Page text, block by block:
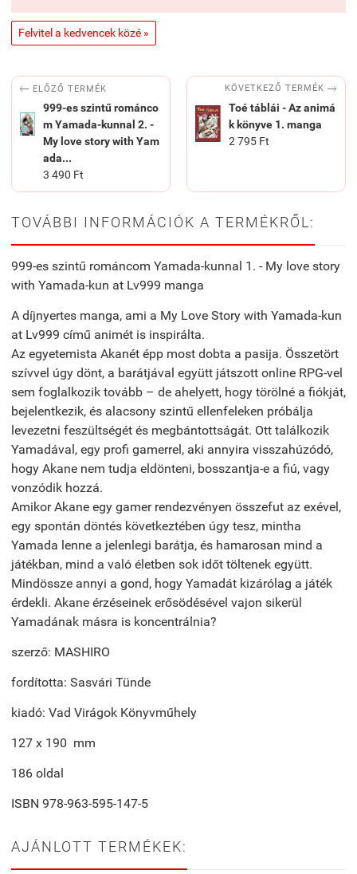
Felvitel a kedvencek közé »
 ELŐZŐ TERMÉK
999-es szintű románco
m Yamada-kunnal 2. -
My love story with Yam
ada...
3 490 Ft
KÖVETKEZŐ TERMÉK 
Toé táblái - Az animá
k könyve 1. manga
2 795 Ft
TOVÁBBI INFORMÁCIÓK A TERMÉKRŐL:
999-es szintű románcom Yamada-kunnal 1. - My love story
with Yamada-kun at Lv999 manga
A díjnyertes manga, ami a My Love Story with Yamada-kun
at Lv999 című animét is inspirálta.
Az egyetemista Akanét épp most dobta a pasija. Összetört
szívvel úgy dönt, a barátjával együtt játszott online RPG-vel
sem foglalkozik tovább – de ahelyett, hogy törölné a fiókját,
bejelentkezik, és alacsony szintű ellenfeleken próbálja
levezetni feszültségét és megbántottságát. Ott találkozik
Yamadával, egy profi gamerrel, aki annyira visszahúzódó,
hogy Akane nem tudja eldönteni, bosszantja-e a fiú, vagy
vonzódik hozzá.
Amikor Akane egy gamer rendezvényen összefut az exével,
egy spontán döntés következtében úgy tesz, mintha
Yamada lenne a jelenlegi barátja, és hamarosan mind a
játékban, mind a való életben sok időt töltenek együtt.
Mindössze annyi a gond, hogy Yamadát kizárólag a játék
érdekli. Akane érzéseinek erősödésével vajon sikerül
Yamadának másra is koncentrálnia?
szerző: MASHIRO
fordította: Sasvári Tünde
kiadó: Vad Virágok Könyvműhely
127 x 190 mm
186 oldal
ISBN 978-963-595-147-5
AJÁNLOTT TERMÉKEK: